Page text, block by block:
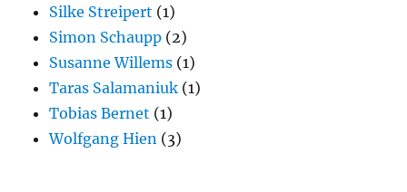
Silke Streipert (1)
Simon Schaupp (2)
Susanne Willems (1)
Taras Salamaniuk (1)
Tobias Bernet (1)
Wolfgang Hien (3)